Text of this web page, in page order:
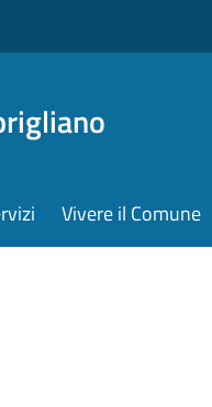
Vivere il Comune